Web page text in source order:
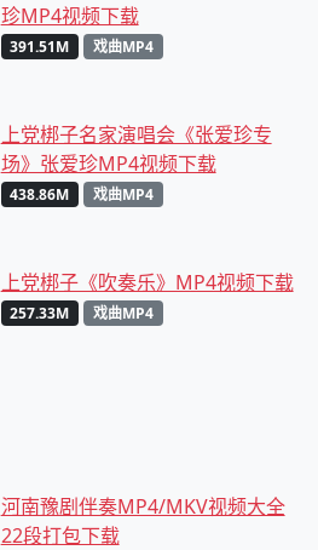
珍MP4视频下载
391.51M 戏曲MP4
上党梆子名家演唱会《张爱珍专
场》张爱珍MP4视频下载
438.86M 戏曲MP4
上党梆子《吹奏乐》MP4视频下载
257.33M 戏曲MP4
河南豫剧伴奏MP4/MKV视频大全
22段打包下载